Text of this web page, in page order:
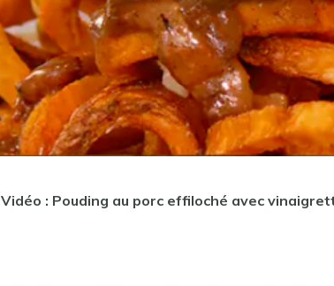
Vidéo : Pouding au porc effiloché avec